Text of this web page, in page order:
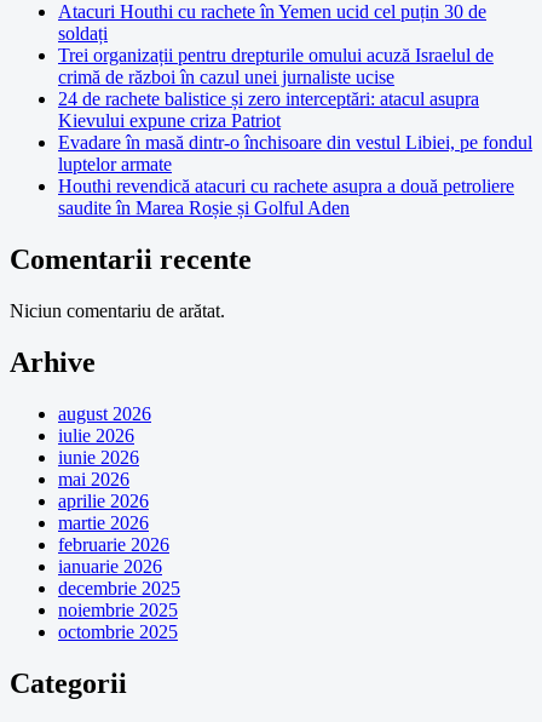
Atacuri Houthi cu rachete în Yemen ucid cel puțin 30 de
soldați
Trei organizații pentru drepturile omului acuză Israelul de
crimă de război în cazul unei jurnaliste ucise
24 de rachete balistice și zero interceptări: atacul asupra
Kievului expune criza Patriot
Evadare în masă dintr-o închisoare din vestul Libiei, pe fondul
luptelor armate
Houthi revendică atacuri cu rachete asupra a două petroliere
saudite în Marea Roșie și Golful Aden
Comentarii recente
Niciun comentariu de arătat.
Arhive
august 2026
iulie 2026
iunie 2026
mai 2026
aprilie 2026
martie 2026
februarie 2026
ianuarie 2026
decembrie 2025
noiembrie 2025
octombrie 2025
Categorii